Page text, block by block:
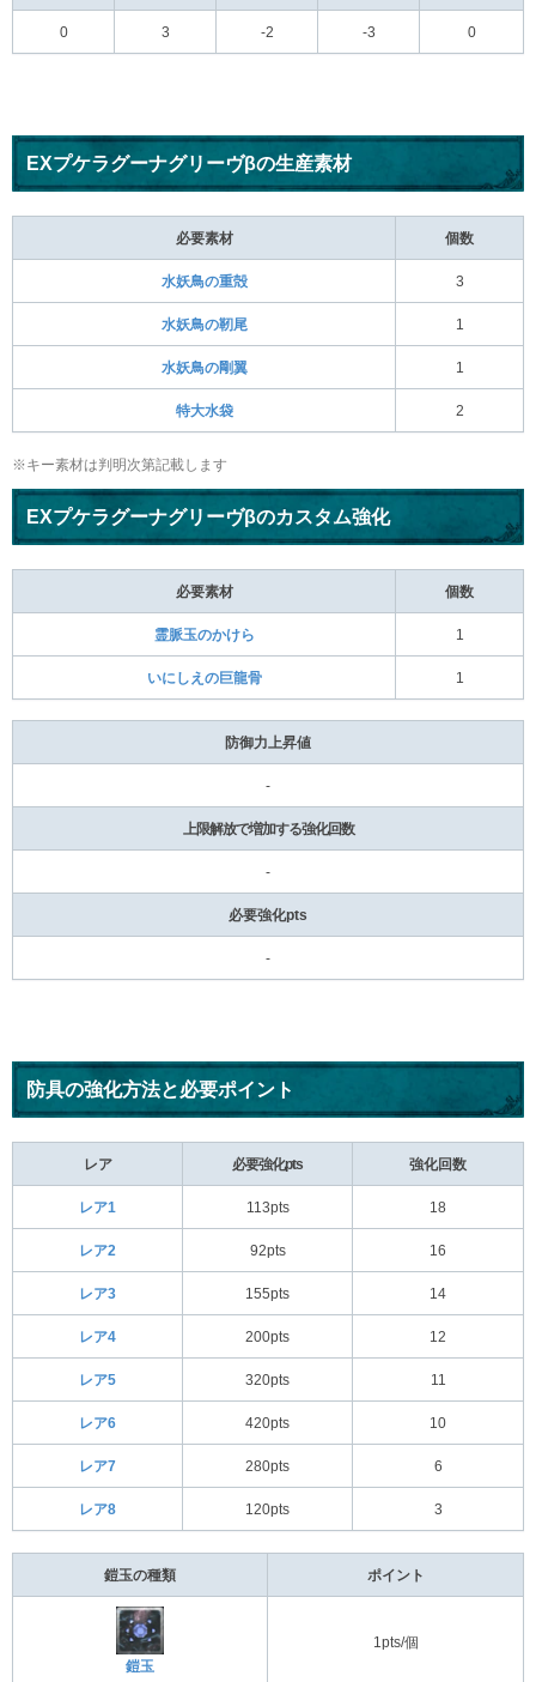
0 3 -2 -3 0
EXプケラグーナグリーヴβの生産素材
必要素材 個数
水妖鳥の重殻 3
水妖鳥の靭尾 1
水妖鳥の剛翼 1
特大水袋 2
※キー素材は判明次第記載します
EXプケラグーナグリーヴβのカスタム強化
必要素材 個数
霊脈玉のかけら 1
いにしえの巨龍骨 1
防御力上昇値
-
上限解放で増加する強化回数
-
必要強化pts
-
防具の強化方法と必要ポイント
レア 必要強化pts 強化回数
レア1 113pts 18
レア2 92pts 16
レア3 155pts 14
レア4 200pts 12
レア5 320pts 11
レア6 420pts 10
レア7 280pts 6
レア8 120pts 3
鎧玉の種類 ポイント
鎧玉
1pts/個